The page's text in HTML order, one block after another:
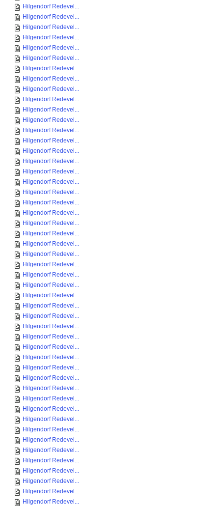
Hilgendorf Redevel...
Hilgendorf Redevel...
Hilgendorf Redevel...
Hilgendorf Redevel...
Hilgendorf Redevel...
Hilgendorf Redevel...
Hilgendorf Redevel...
Hilgendorf Redevel...
Hilgendorf Redevel...
Hilgendorf Redevel...
Hilgendorf Redevel...
Hilgendorf Redevel...
Hilgendorf Redevel...
Hilgendorf Redevel...
Hilgendorf Redevel...
Hilgendorf Redevel...
Hilgendorf Redevel...
Hilgendorf Redevel...
Hilgendorf Redevel...
Hilgendorf Redevel...
Hilgendorf Redevel...
Hilgendorf Redevel...
Hilgendorf Redevel...
Hilgendorf Redevel...
Hilgendorf Redevel...
Hilgendorf Redevel...
Hilgendorf Redevel...
Hilgendorf Redevel...
Hilgendorf Redevel...
Hilgendorf Redevel...
Hilgendorf Redevel...
Hilgendorf Redevel...
Hilgendorf Redevel...
Hilgendorf Redevel...
Hilgendorf Redevel...
Hilgendorf Redevel...
Hilgendorf Redevel...
Hilgendorf Redevel...
Hilgendorf Redevel...
Hilgendorf Redevel...
Hilgendorf Redevel...
Hilgendorf Redevel...
Hilgendorf Redevel...
Hilgendorf Redevel...
Hilgendorf Redevel...
Hilgendorf Redevel...
Hilgendorf Redevel...
Hilgendorf Redevel...
Hilgendorf Redevel...